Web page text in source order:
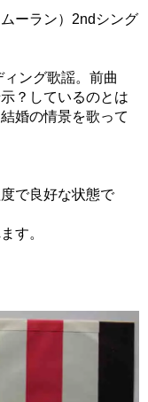
ーラン）2ndシング
ング歌謡。前曲
？しているのとは
婚の情景を歌って
で良好な状態で
す。